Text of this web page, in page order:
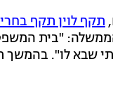
תקף לוין תקף
"בית המשפט
שבא לו".